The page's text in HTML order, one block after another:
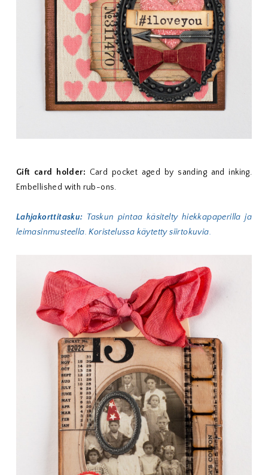
Gift card holder: Card pocket aged by sanding and inking.
Embellished with rub-ons.
Lahjakorttitasku: Taskun pintaa käsitelty hiekkapaperilla ja
leimasinmusteella. Koristelussa käytetty siirtokuvia.